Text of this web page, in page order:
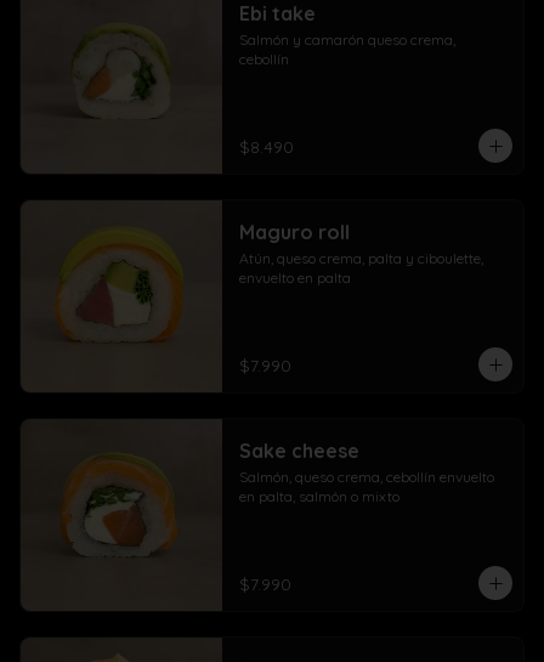
Ebi take
Salmón y camarón queso crema,
cebollín
$8.490
Maguro roll
Atún, queso crema, palta y ciboulette,
envuelto en palta
$7.990
Sake cheese
Salmón, queso crema, cebollín envuelto
en palta, salmón o mixto
$7.990